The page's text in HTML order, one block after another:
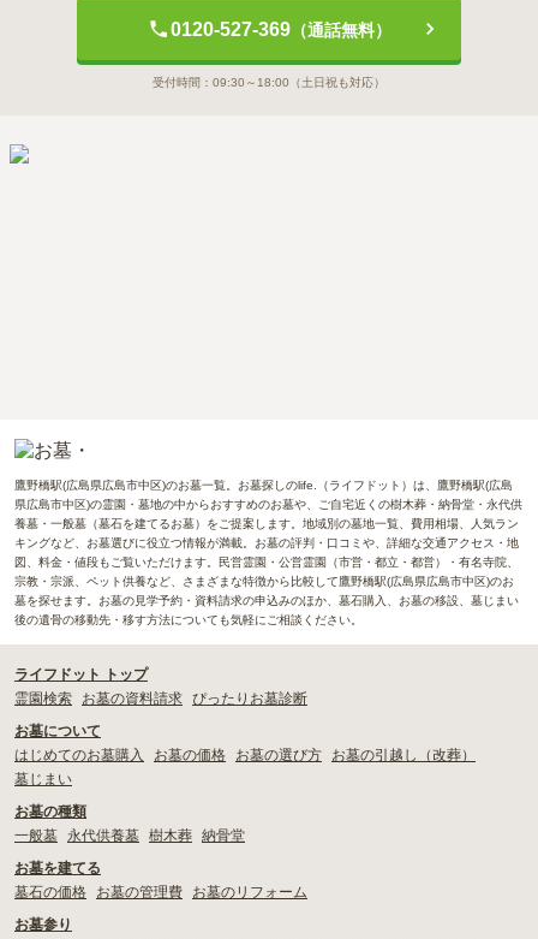
0120-527-369（通話無料）
受付時間： 09:30～18:00 （土日祝も対応）
鷹野橋駅(広島県広島市中区)のお墓一覧。お墓探しのlife.（ライフドット）は、鷹野橋駅(広島
県広島市中区)の霊園・墓地の中からおすすめのお墓や、ご自宅近くの樹木葬・納骨堂・永代供
養墓・一般墓（墓石を建てるお墓）をご提案します。地域別の墓地一覧、費用相場、人気ラン
キングなど、お墓選びに役立つ情報が満載。お墓の評判・口コミや、詳細な交通アクセス・地
図、料金・値段もご覧いただけます。民営霊園・公営霊園（市営・都立・都営）・有名寺院、
宗教・宗派、ペット供養など、さまざまな特徴から比較して鷹野橋駅(広島県広島市中区)のお
墓を探せます。お墓の見学予約・資料請求の申込みのほか、墓石購入、お墓の移設、墓じまい
後の遺骨の移動先・移す方法についても気軽にご相談ください。
ライフドット トップ
霊園検索
お墓の資料請求 ぴったりお墓診断
お墓について
はじめてのお墓購入
お墓の価格 お墓の選び方
お墓の引越し（改葬）
墓じまい
お墓の種類
一般墓
永代供養墓 樹木葬 納骨堂
お墓を建てる
墓石の価格
お墓の管理費
お墓のリフォーム
お墓参り